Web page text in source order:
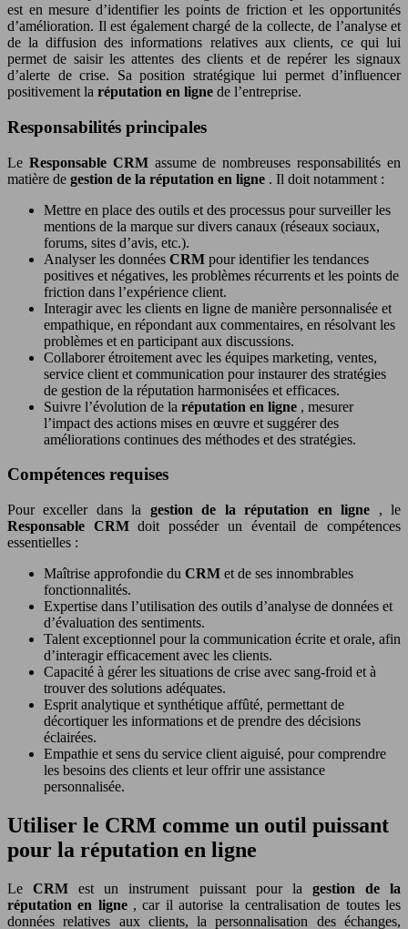
est en mesure d’identifier les points de friction et les opportunités
d’amélioration. Il est également chargé de la collecte, de l’analyse et
de la diffusion des informations relatives aux clients, ce qui lui
permet de saisir les attentes des clients et de repérer les signaux
d’alerte de crise. Sa position stratégique lui permet d’influencer
positivement la réputation en ligne de l’entreprise.
Responsabilités principales
Le Responsable CRM assume de nombreuses responsabilités en
matière de gestion de la réputation en ligne . Il doit notamment :
Mettre en place des outils et des processus pour surveiller les
mentions de la marque sur divers canaux (réseaux sociaux,
forums, sites d’avis, etc.).
Analyser les données CRM pour identifier les tendances
positives et négatives, les problèmes récurrents et les points de
friction dans l’expérience client.
Interagir avec les clients en ligne de manière personnalisée et
empathique, en répondant aux commentaires, en résolvant les
problèmes et en participant aux discussions.
Collaborer étroitement avec les équipes marketing, ventes,
service client et communication pour instaurer des stratégies
de gestion de la réputation harmonisées et efficaces.
Suivre l’évolution de la réputation en ligne , mesurer
l’impact des actions mises en œuvre et suggérer des
améliorations continues des méthodes et des stratégies.
Compétences requises
Pour exceller dans la gestion de la réputation en ligne , le
Responsable CRMdoit posséder un éventail de compétences
essentielles :
Maîtrise approfondie du CRM et de ses innombrables
fonctionnalités.
Expertise dans l’utilisation des outils d’analyse de données et
d’évaluation des sentiments.
Talent exceptionnel pour la communication écrite et orale, afin
d’interagir efficacement avec les clients.
Capacité à gérer les situations de crise avec sang-froid et à
trouver des solutions adéquates.
Esprit analytique et synthétique affûté, permettant de
décortiquer les informations et de prendre des décisions
éclairées.
Empathie et sens du service client aiguisé, pour comprendre
les besoins des clients et leur offrir une assistance
personnalisée.
Utiliser le CRM comme un outil puissant
pour la réputation en ligne
LeCRMest un instrument puissant pour la gestion de la
réputation en ligne , car il autorise la centralisation de toutes les
données relatives aux clients, la personnalisation des échanges,